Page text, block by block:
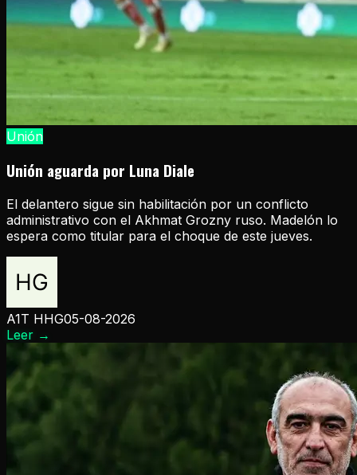
Unión
Unión aguarda por Luna Diale
El delantero sigue sin habilitación por un conflicto
administrativo con el Akhmat Grozny ruso. Madelón lo
espera como titular para el choque de este jueves.
A1T HHG05-08-2026
Leer →